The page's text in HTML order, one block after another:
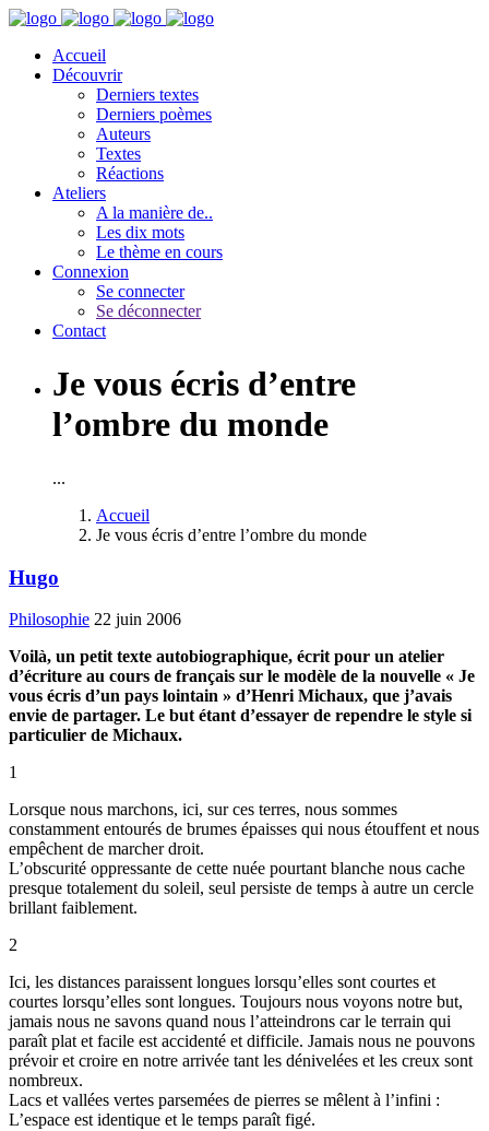
Accueil
Découvrir
Derniers textes
Derniers poèmes
Auteurs
Textes
Réactions
Ateliers
A la manière de..
Les dix mots
Le thème en cours
Connexion
Se connecter
Se déconnecter
Contact
Je vous écris d’entre
l’ombre du monde
...
Accueil
Je vous écris d’entre l’ombre du monde
Hugo
Philosophie 22 juin 2006
Voilà, un petit texte autobiographique, écrit pour un atelier
d’écriture au cours de français sur le modèle de la nouvelle « Je
vous écris d’un pays lointain » d’Henri Michaux, que j’avais
envie de partager. Le but étant d’essayer de rependre le style si
particulier de Michaux.
1
Lorsque nous marchons, ici, sur ces terres, nous sommes
constamment entourés de brumes épaisses qui nous étouffent et nous
empêchent de marcher droit.
L’obscurité oppressante de cette nuée pourtant blanche nous cache
presque totalement du soleil, seul persiste de temps à autre un cercle
brillant faiblement.
2
Ici, les distances paraissent longues lorsqu’elles sont courtes et
courtes lorsqu’elles sont longues. Toujours nous voyons notre but,
jamais nous ne savons quand nous l’atteindrons car le terrain qui
paraît plat et facile est accidenté et difficile. Jamais nous ne pouvons
prévoir et croire en notre arrivée tant les dénivelées et les creux sont
nombreux.
Lacs et vallées vertes parsemées de pierres se mêlent à l’infini :
L’espace est identique et le temps paraît figé.